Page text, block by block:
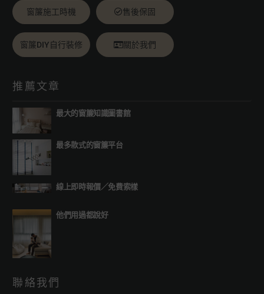
窗簾施工時機 售後保固
窗簾DIY自行裝修 關於我們
推薦文章
最大的窗簾知識圖書館
最多款式的窗簾平台
線上即時報價／免費索樣
他們用過都說好
聯絡我們